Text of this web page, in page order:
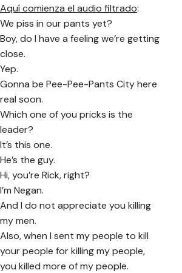
Aquí comienza el audio filtrado:
We piss in our pants yet?
Boy, do I have a feeling we’re getting
close.
Yep.
Gonna be Pee-Pee-Pants City here
real soon.
Which one of you pricks is the
leader?
It’s this one.
He’s the guy.
Hi, you’re Rick, right?
I’m Negan.
And I do not appreciate you killing
my men.
Also, when I sent my people to kill
your people for killing my people,
you killed more of my people.